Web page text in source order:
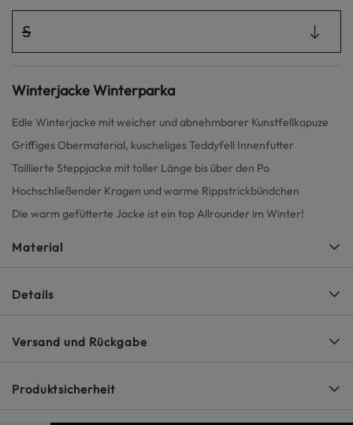
S
Winterjacke Winterparka
Edle Winterjacke mit weicher und abnehmbarer Kunstfellkapuze
Griffiges Obermaterial, kuscheliges Teddyfell Innenfutter
Taillierte Steppjacke mit toller Länge bis über den Po
Hochschließender Kragen und warme Rippstrickbündchen
Die warm gefütterte Jacke ist ein top Allrounder im Winter!
Material
Details
Versand und Rückgabe
Produktsicherheit